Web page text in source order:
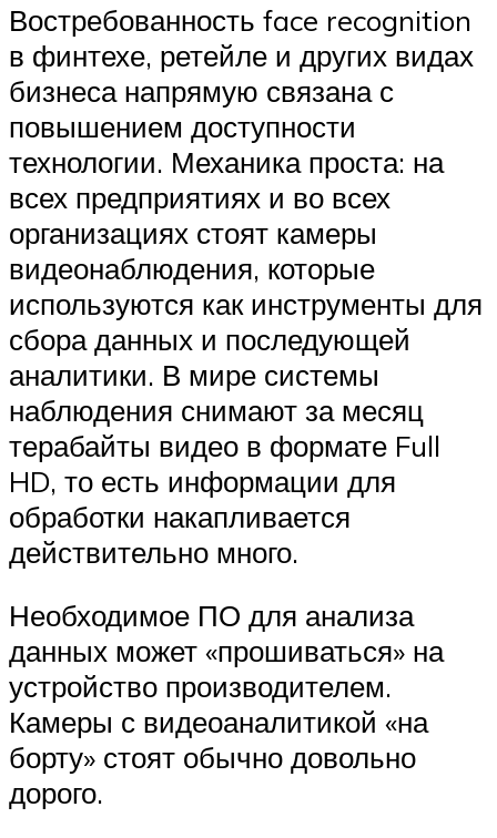
Востребованность face recognition
в финтехе, ретейле и других видах
бизнеса напрямую связана с
повышением доступности
технологии. Механика проста: на
всех предприятиях и во всех
организациях стоят камеры
видеонаблюдения, которые
используются как инструменты для
сбора данных и последующей
аналитики. В мире системы
наблюдения снимают за месяц
терабайты видео в формате Full
HD, то есть информации для
обработки накапливается
действительно много.
Необходимое ПО для анализа
данных может «прошиваться» на
устройство производителем.
Камеры с видеоаналитикой «на
борту» стоят обычно довольно
дорого.